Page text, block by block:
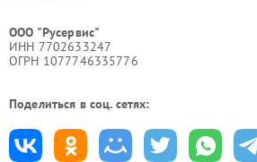
ООО "Русервис"
ИНН 7702633247
ОГРН 1077746335776
Поделиться в соц. сетях: